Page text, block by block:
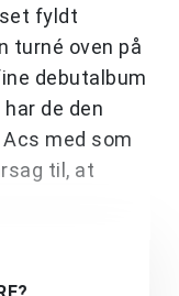
fyldt
turné oven på
debutalbum
de den
med som
til, at